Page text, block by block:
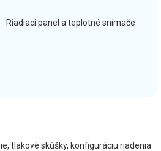
Riadiaci panel a teplotné snímače
tlakové skúšky, konfiguráciu riadenia